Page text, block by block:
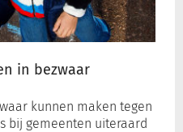
in bezwaar
kunnen maken tegen
bij gemeenten uiteraard